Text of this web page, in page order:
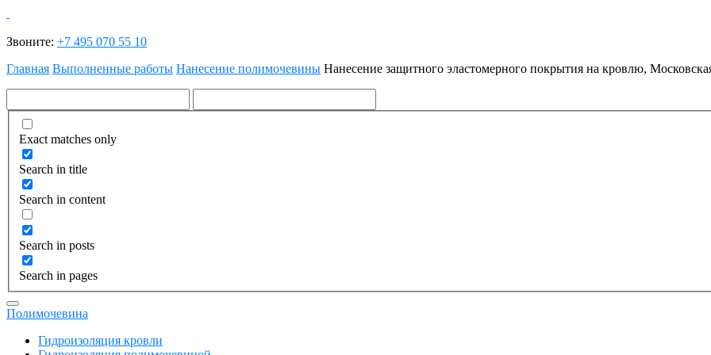
Звоните: +7 495 070 55 10
Главная Выполненные работы Нанесение полимочевины Нанесение защитного эластомерного покрытия на кровлю,
Exact matches only
Search in title
Search in content
Search in posts
Search in pages
Полимочевина
Гидроизоляция кровли